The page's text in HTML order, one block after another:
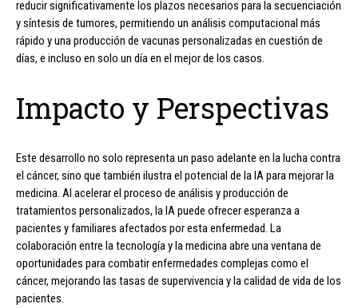
reducir significativamente los plazos necesarios para la secuenciación
y síntesis de tumores, permitiendo un análisis computacional más
rápido y una producción de vacunas personalizadas en cuestión de
días, e incluso en solo un día en el mejor de los casos.
Impacto y Perspectivas
Este desarrollo no solo representa un paso adelante en la lucha contra
el cáncer, sino que también ilustra el potencial de la IA para mejorar la
medicina. Al acelerar el proceso de análisis y producción de
tratamientos personalizados, la IA puede ofrecer esperanza a
pacientes y familiares afectados por esta enfermedad. La
colaboración entre la tecnología y la medicina abre una ventana de
oportunidades para combatir enfermedades complejas como el
cáncer, mejorando las tasas de supervivencia y la calidad de vida de los
pacientes.